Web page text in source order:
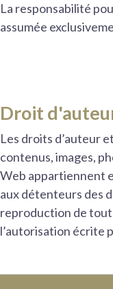
La responsabilité
assumée
Droit
Les droits d’auteur
contenus, images,
Web appartiennent
aux détenteurs des
reproduction de
l’autorisation écrite